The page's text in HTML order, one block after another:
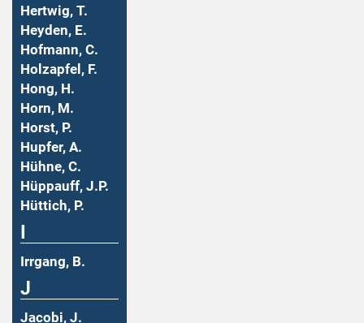
Hertwig, T.
Heyden, E.
Hofmann, C.
Holzapfel, F.
Hong, H.
Horn, M.
Horst, P.
Hupfer, A.
Hühne, C.
Hüppauff, J.P.
Hüttich, P.
Irrgang, B.
J
Jacobi, J.